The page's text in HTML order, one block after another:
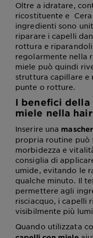
Oltre a idratare,
ricostituente e
ingredienti sono
riparare i capelli
rottura e
regolarmente nella
miele può quindi
struttura capillare e
punte o rotture.
I benefici della
miele nella
Inserire una
propria routine può
morbidezza e
consiglia di
umide, evitando le
qualche minuto. Il
permettere agli
risciacquo, i capelli
visibilmente più
Quando utilizzata